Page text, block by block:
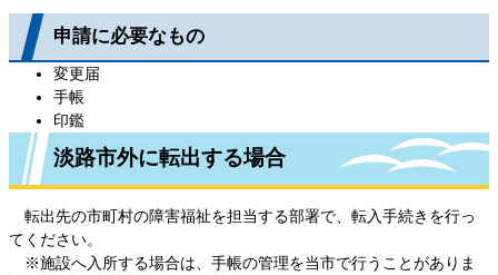
申請に必要なもの
変更届
手帳
印鑑
淡路市外に転出する場合
転出先の市町村の障害福祉を担当する部署で、転入手続きを行っ
てください。
※施設へ入所する場合は、手帳の管理を当市で行うことがありま